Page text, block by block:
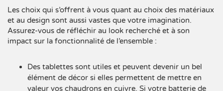
Les choix qui s’offrent à vous quant au choix des matériaux
et au design sont aussi vastes que votre imagination.
Assurez-vous de réfléchir au look recherché et à son
impact sur la fonctionnalité de l’ensemble :
Des tablettes sont utiles et peuvent devenir un bel
élément de décor si elles permettent de mettre en
valeur vos chaudrons en cuivre. Si votre batterie de